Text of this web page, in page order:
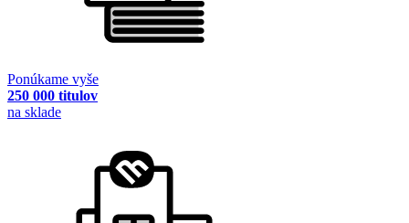
Ponúkame vyše
250 000 titulov
na sklade